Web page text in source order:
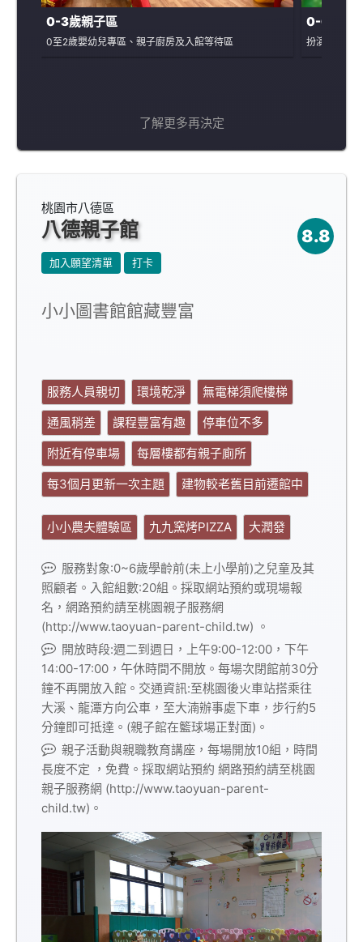
0-3歲親子區
0至2歲嬰幼兒專區、親子廚房及入館等待區
0-6混齡
扮演區、益
了解更多再決定
桃園市八德區
八德親子館 8.8
加入願望清單 打卡
小小圖書館館藏豐富
服務人員親切 環境乾淨
無電梯須爬樓梯
通風稍差
課程豐富有趣
停車位不多
附近有停車場
每層樓都有親子廁所
每3個月更新一次主題
建物較老舊目前遷館中
小小農夫體驗區 九九窯烤PIZZA 大潤發
服務對象:0~6歲學齡前(未上小學前)之兒童及其
照顧者。入館組數:20組。採取網站預約或現場報
名，網路預約請至桃園親子服務網
(http://www.taoyuan-parent-child.tw) 。
開放時段:週二到週日，上午9:00-12:00，下午
14:00-17:00，午休時間不開放。每場次閉館前30分
鐘不再開放入館。交通資訊:至桃園後火車站搭乘往
大溪、龍潭方向公車，至大湳辦事處下車，步行約5
分鐘即可抵達。(親子館在籃球場正對面)。
親子活動與親職教育講座，每場開放10組，時間
長度不定 ，免費。採取網站預約 網路預約請至桃園
親子服務網 (http://www.taoyuan-parent-
child.tw)。